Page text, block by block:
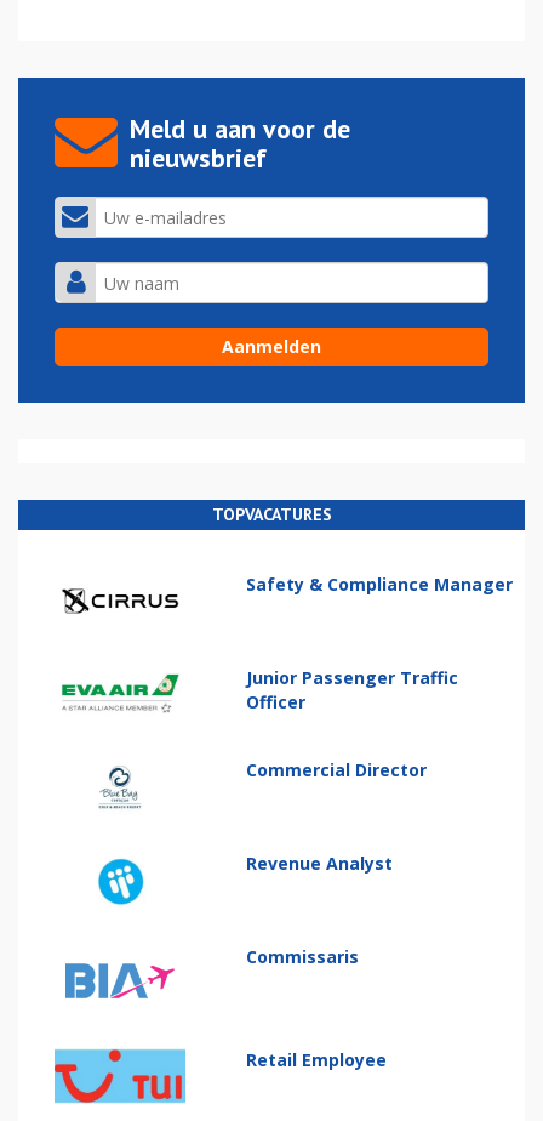
Meld u aan voor de
nieuwsbrief
TOPVACATURES
Safety & Compliance Manager
Junior Passenger Traffic
Officer
Commercial Director
Revenue Analyst
Commissaris
Retail Employee